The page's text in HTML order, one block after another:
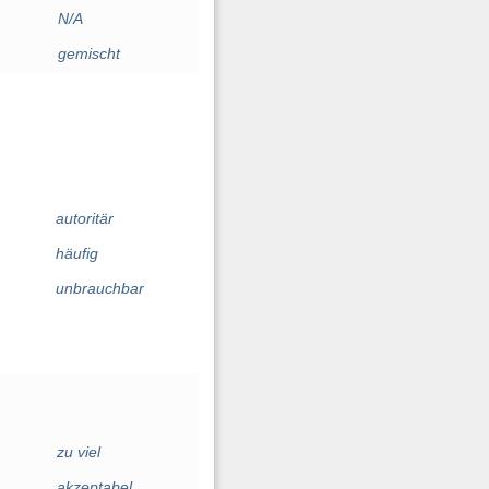
N/A
gemischt
autoritär
häufig
unbrauchbar
zu viel